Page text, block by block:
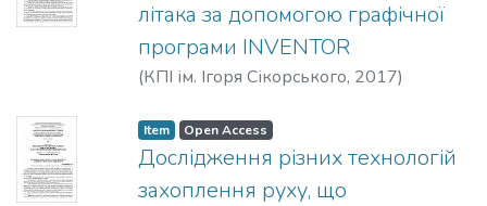
літака за допомогою графічної
програми INVENTOR
(КПІ ім. Ігоря Сікорського, 2017)
Item Open Access
Дослідження різних технологій
захоплення руху, що